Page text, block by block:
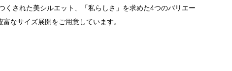
くされた美シルエット、「私らしさ」を求めた4つのバリエー
なサイズ展開をご用意しています。